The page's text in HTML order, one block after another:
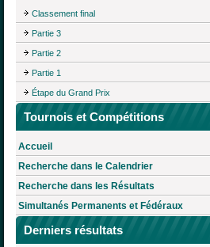
Classement final
Partie 3
Partie 2
Partie 1
Étape du Grand Prix
Tournois et Compétitions
Accueil
Recherche dans le Calendrier
Recherche dans les Résultats
Simultanés Permanents et Fédéraux
Derniers résultats